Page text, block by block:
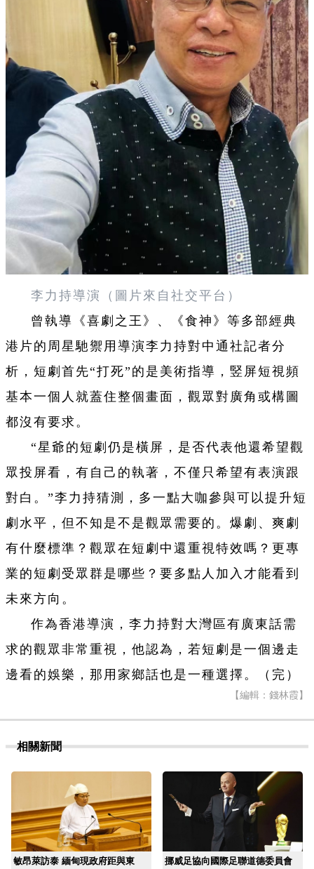
李力持導演（圖片來自社交平台）
曾執導《喜劇之王》、《食神》等多部經典
港片的周星馳禦用導演李力持對中通社記者分
析，短劇首先“打死”的是美術指導，竪屏短視頻
基本一個人就蓋住整個畫面，觀眾對廣角或構圖
都沒有要求。
“星爺的短劇仍是橫屏，是否代表他還希望觀
眾投屏看，有自己的執著，不僅只希望有表演跟
對白。”李力持猜測，多一點大咖參與可以提升短
劇水平，但不知是不是觀眾需要的。爆劇、爽劇
有什麼標準？觀眾在短劇中還重視特效嗎？更專
業的短劇受眾群是哪些？要多點人加入才能看到
未來方向。
作為香港導演，李力持對大灣區有廣東話需
求的觀眾非常重視，他認為，若短劇是一個邊走
邊看的娛樂，那用家鄉話也是一種選擇。（完）
【編輯：錢林霞】
相關新聞
敏昂萊訪泰 緬甸現政府距與東
挪威足協向國際足聯道德委員會